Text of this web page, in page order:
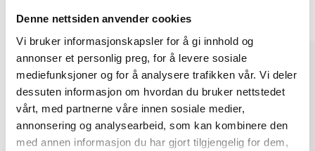
Denne nettsiden anvender cookies
Vi bruker informasjonskapsler for å gi innhold og
annonser et personlig preg, for å levere sosiale
mediefunksjoner og for å analysere trafikken vår. Vi deler
dessuten informasjon om hvordan du bruker nettstedet
vårt, med partnerne våre innen sosiale medier,
annonsering og analysearbeid, som kan kombinere den
med annen informasjon du har gjort tilgjengelig for dem,